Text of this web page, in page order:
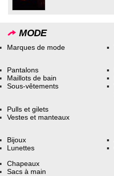
MODE
Marques de mode
Pantalons
Maillots de bain
Sous-vêtements
Pulls et gilets
Vestes et manteaux
Bijoux
Lunettes
Chapeaux
Sacs à main